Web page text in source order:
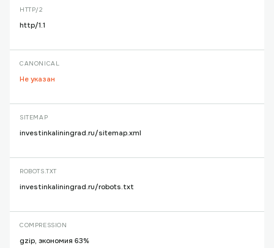
HTTP/2
http/1.1
CANONICAL
Не указан
SITEMAP
investinkaliningrad.ru/sitemap.xml
ROBOTS.TXT
investinkaliningrad.ru/robots.txt
COMPRESSION
gzip, экономия 63%